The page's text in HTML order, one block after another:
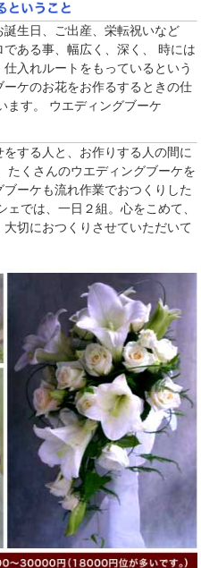
誕生日、ご出産、栄転祝いなど
ある事、幅広く、深く、 時には
入れルートをもっているという
ケのお花をお作るするときの仕
ます。 ウエディングブーケ
する人と、お作りする人の間に
たくさんのウエディングブーケを
ーケも流れ作業でおつくりした
では、一日２組。心をこめて、
切におつくりさせていただいて